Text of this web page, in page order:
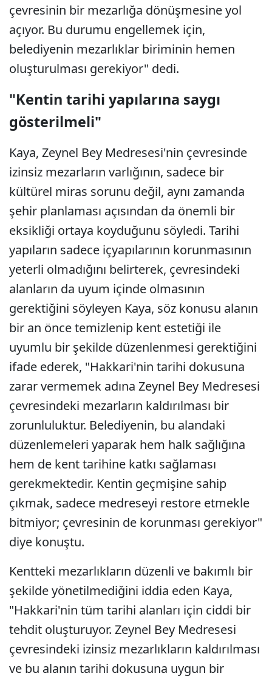
çevresinin bir mezarlığa dönüşmesine yol
açıyor. Bu durumu engellemek için,
belediyenin mezarlıklar biriminin hemen
oluşturulması gerekiyor" dedi.
"Kentin tarihi yapılarına saygı
gösterilmeli"
Kaya, Zeynel Bey Medresesi'nin çevresinde
izinsiz mezarların varlığının, sadece bir
kültürel miras sorunu değil, aynı zamanda
şehir planlaması açısından da önemli bir
eksikliği ortaya koyduğunu söyledi. Tarihi
yapıların sadece içyapılarının korunmasının
yeterli olmadığını belirterek, çevresindeki
alanların da uyum içinde olmasının
gerektiğini söyleyen Kaya, söz konusu alanın
bir an önce temizlenip kent estetiği ile
uyumlu bir şekilde düzenlenmesi gerektiğini
ifade ederek, "Hakkari'nin tarihi dokusuna
zarar vermemek adına Zeynel Bey Medresesi
çevresindeki mezarların kaldırılması bir
zorunluluktur. Belediyenin, bu alandaki
düzenlemeleri yaparak hem halk sağlığına
hem de kent tarihine katkı sağlaması
gerekmektedir. Kentin geçmişine sahip
çıkmak, sadece medreseyi restore etmekle
bitmiyor; çevresinin de korunması gerekiyor"
diye konuştu.
Kentteki mezarlıkların düzenli ve bakımlı bir
şekilde yönetilmediğini iddia eden Kaya,
"Hakkari'nin tüm tarihi alanları için ciddi bir
tehdit oluşturuyor. Zeynel Bey Medresesi
çevresindeki izinsiz mezarlıkların kaldırılması
ve bu alanın tarihi dokusuna uygun bir